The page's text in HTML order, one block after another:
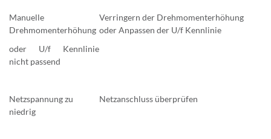
Manuelle
Drehmomenterhöhung
oder U/f Kennlinie
nicht passend
Verringern der Drehmomenterhöhung
oder Anpassen der U/f Kennlinie
Netzspannung zu
niedrig
Netzanschluss überprüfen